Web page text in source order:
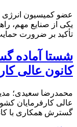
عضو کمیسیون
یکی از صنایع مهم،
تأکید بر ضرورت
شستا آماده
کانون عالی
محمدرضا سعیدی؛
عالی کارفرمایان
گسترش همکاری با